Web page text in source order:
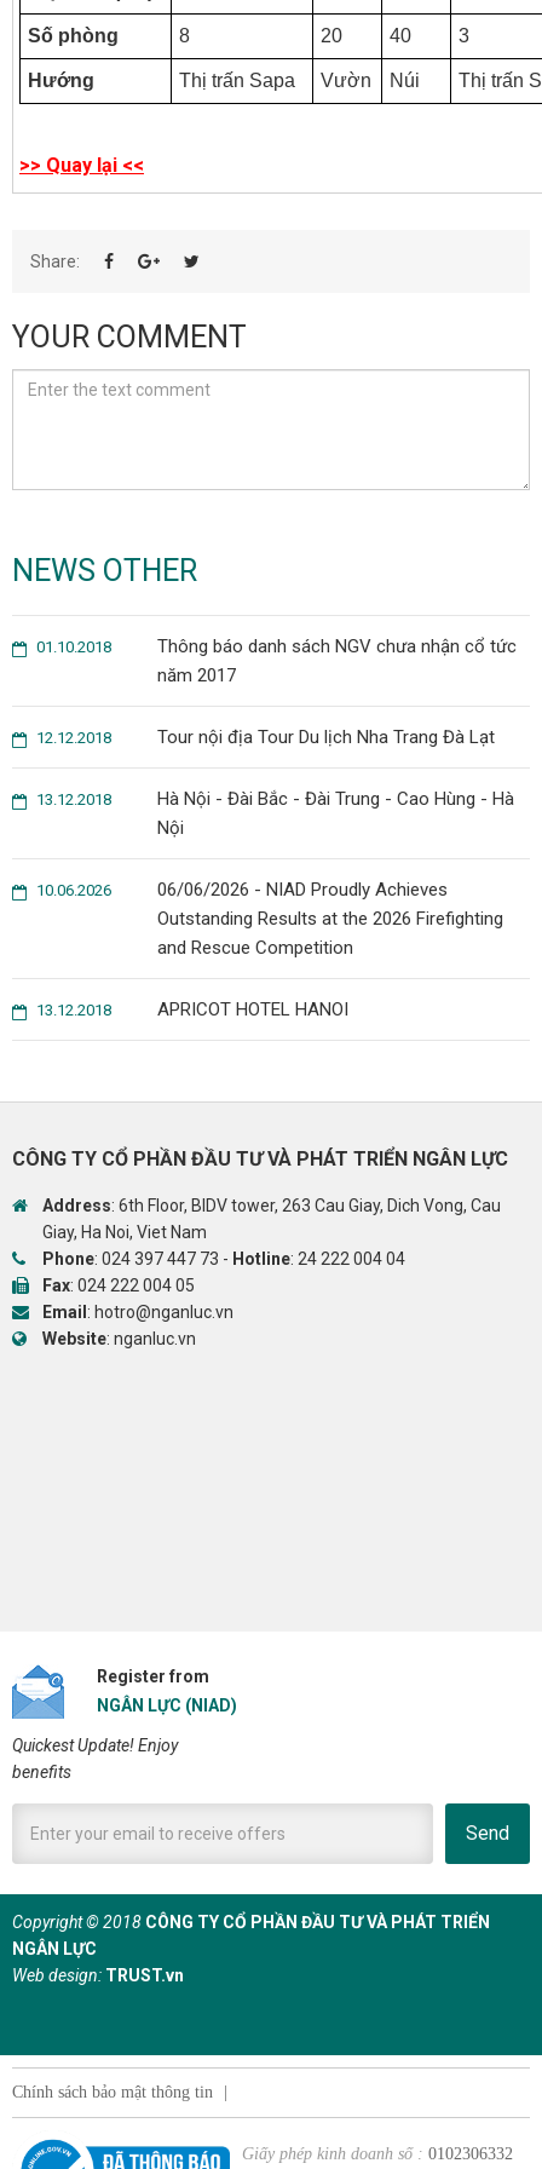
Số phòng 8 20 40 3
Hướng Thị trấn Sapa Vườn Núi Thị trấn
>> Quay lại <<
Share:
YOUR COMMENT
NEWS OTHER
Thông báo danh sách NGV chưa nhận cổ tức
năm 2017
01.10.2018
Tour nội địa Tour Du lịch Nha Trang Đà Lạt
12.12.2018
Hà Nội - Đài Bắc - Đài Trung - Cao Hùng - Hà
Nội
13.12.2018
06/06/2026 - NIAD Proudly Achieves
Outstanding Results at the 2026 Firefighting
and Rescue Competition
10.06.2026
APRICOT HOTEL HANOI
13.12.2018
CÔNG TY CỔ PHẦN ĐẦU TƯ VÀ PHÁT TRIỂN NGÂN LỰC
Address: 6th Floor, BIDV tower, 263 Cau Giay, Dich Vong, Cau
Giay, Ha Noi, Viet Nam
Phone: 024 397 447 73 - Hotline: 24 222 004 04
Fax: 024 222 004 05
Email : hotro@nganluc.vn
Website: nganluc.vn
Register from
NGÂN LỰC (NIAD)
Quickest Update! Enjoy
benefits
Send
Copyright © 2018 CÔNG TY CỔ PHẦN ĐẦU TƯ VÀ PHÁT TRIỂN
NGÂN LỰC
Web design: TRUST.vn
Chính sách bảo mật thông tin
Giấy phép kinh doanh số : 0102306332